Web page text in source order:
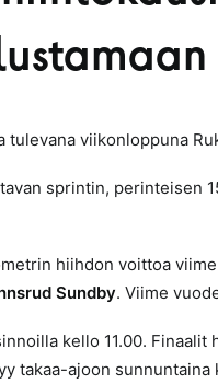
tulevana viikonloppuna
sprintin, perinteisen
hiihdon voittoa
Sundby. Viime
kello 11.00.
takaa-ajoon sunnuntaina